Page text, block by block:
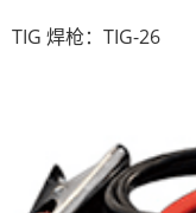
TIG 焊枪：TIG-26